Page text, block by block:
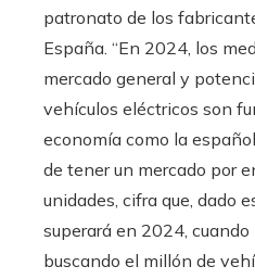
patronato de los
España. “En 2024, los
mercado general y
vehículos eléctricos son
economía como la
de tener un mercado por
unidades, cifra que, dado
superará en 2024,
buscando el millón de